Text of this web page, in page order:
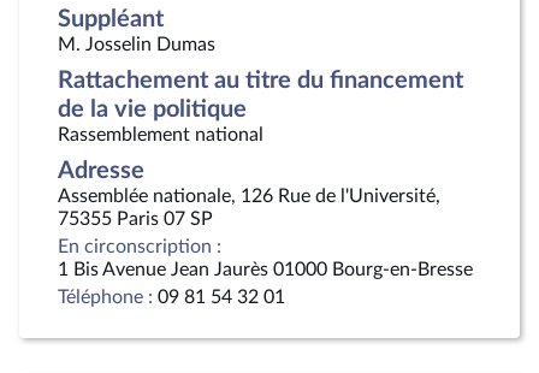
Suppléant
M. Josselin Dumas
Rattachement au titre du financement
de la vie politique
Rassemblement national
Adresse
Assemblée nationale, 126 Rue de l'Université,
75355 Paris 07 SP
En circonscription :
1 Bis Avenue Jean Jaurès 01000 Bourg-en-Bresse
Téléphone : 09 81 54 32 01